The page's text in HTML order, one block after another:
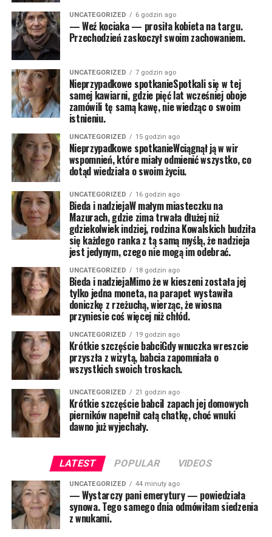
UNCATEGORIZED 6 godzin ago
— Weź kociaka — prosiła kobieta na targu.
Przechodzień zaskoczył swoim zachowaniem.
UNCATEGORIZED 7 godzin ago
Nieprzypadkowe spotkanieSpotkali się w tej
samej kawiarni, gdzie pięć lat wcześniej oboje
zamówili tę samą kawę, nie wiedząc o swoim
istnieniu.
UNCATEGORIZED 15 godzin ago
Nieprzypadkowe spotkanieWciągnął ją w wir
wspomnień, które miały odmienić wszystko, co
dotąd wiedziała o swoim życiu.
UNCATEGORIZED 16 godzin ago
Bieda i nadziejaW małym miasteczku na
Mazurach, gdzie zima trwała dłużej niż
gdziekolwiek indziej, rodzina Kowalskich budziła
się każdego ranka z tą samą myślą, że nadzieja
jest jedynym, czego nie mogą im odebrać.
UNCATEGORIZED 18 godzin ago
Bieda i nadziejaMimo że w kieszeni została jej
tylko jedna moneta, na parapet wystawiła
doniczkę z rzeżuchą, wierząc, że wiosna
przyniesie coś więcej niż chłód.
UNCATEGORIZED 19 godzin ago
Krótkie szczęście babciGdy wnuczka wreszcie
przyszła z wizytą, babcia zapomniała o
wszystkich swoich troskach.
UNCATEGORIZED 21 godzin ago
Krótkie szczęście babciI zapach jej domowych
pierników napełnił całą chatkę, choć wnuki
dawno już wyjechały.
LATEST POPULAR VIDEOS
UNCATEGORIZED 44 minuty ago
— Wystarczy pani emerytury — powiedziała
synowa. Tego samego dnia odmówiłam siedzenia
z wnukami.